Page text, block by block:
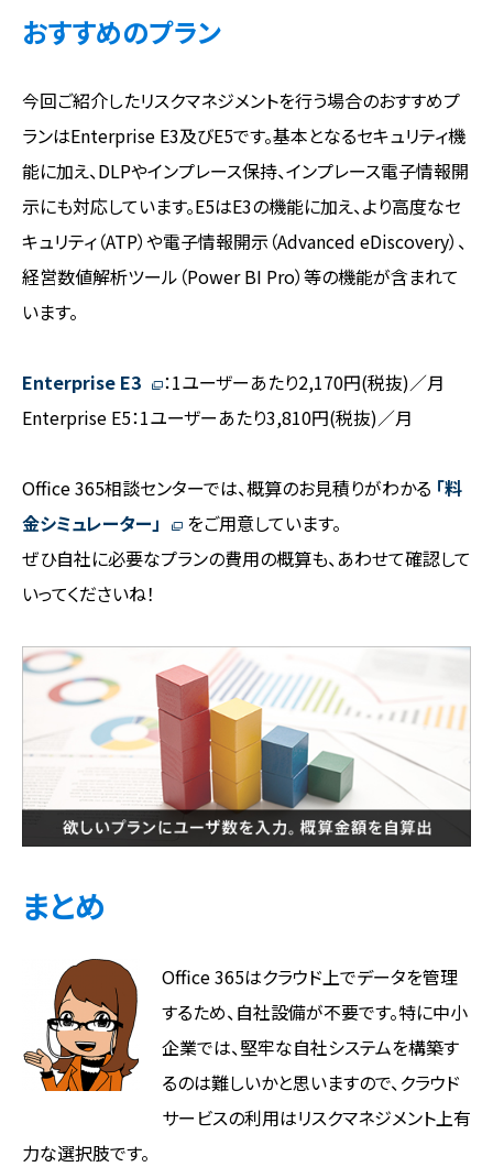
おすすめのプラン
今回ご紹介したリスクマネジメントを行う場合のおすすめプ
ランはEnterprise E3及びE5です。基本となるセキュリティ機
能に加え、DLPやインプレース保持、インプレース電子情報開
示にも対応しています。E5はE3の機能に加え、より高度なセ
キュリティ（ATP）や電子情報開示（Advanced eDiscovery）、
経営数値解析ツール（Power BI Pro）等の機能が含まれて
います。
Enterprise E3
：1ユーザーあたり2,170円(税抜)／月
Enterprise E5：1ユーザーあたり3,810円(税抜)／月
Office 365相談センターでは、概算のお見積りがわかる 「料
金シミュレーター」
をご用意しています。
ぜひ自社に必要なプランの費用の概算も、あわせて確認して
いってくださいね！
まとめ
Office 365はクラウド上でデータを管理
するため、自社設備が不要です。特に中小
企業では、堅牢な自社システムを構築す
るのは難しいかと思いますので、クラウド
サービスの利用はリスクマネジメント上有
力な選択肢です。